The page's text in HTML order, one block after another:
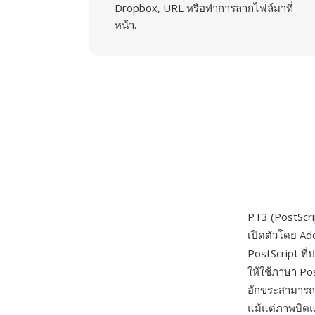
Dropbox, URL หรือทำการลากไฟล์มาที่
หน้า.
PT3
เปิดตัวโดย
PostScript ที่
ให้ใช้ภาษา
อักขระสามาร
แม้แต่ภาพบิต